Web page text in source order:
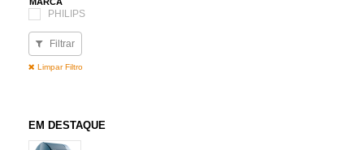
PHILIPS
Filtrar
Limpar Filtro
EM DESTAQUE